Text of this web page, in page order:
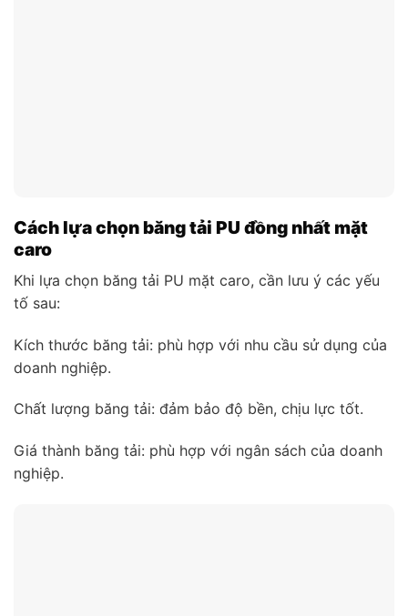
Cách lựa chọn băng tải PU đồng nhất mặt
caro
Khi lựa chọn băng tải PU mặt caro, cần lưu ý các yếu
tố sau:
Kích thước băng tải: phù hợp với nhu cầu sử dụng của
doanh nghiệp.
Chất lượng băng tải: đảm bảo độ bền, chịu lực tốt.
Giá thành băng tải: phù hợp với ngân sách của doanh
nghiệp.